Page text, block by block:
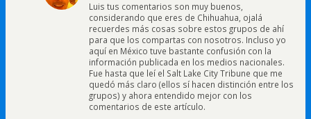
Luis tus comentarios son muy buenos,
considerando que eres de Chihuahua, ojalá
recuerdes más cosas sobre estos grupos de ahí
para que los compartas con nosotros. Incluso yo
aquí en México tuve bastante confusión con la
información publicada en los medios nacionales.
Fue hasta que leí el Salt Lake City Tribune que me
quedó más claro (ellos sí hacen distinción entre los
grupos) y ahora entendido mejor con los
comentarios de este artículo.